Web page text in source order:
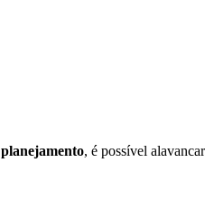
planejamento, é possível